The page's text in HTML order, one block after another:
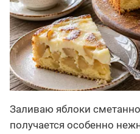
Заливаю яблоки
получается особенно